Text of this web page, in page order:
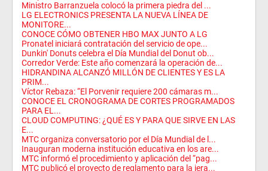
Ministro Barranzuela colocó la primera piedra del ...
LG ELECTRONICS PRESENTA LA NUEVA LÍNEA DE
MONITORE...
CONOCE CÓMO OBTENER HBO MAX JUNTO A LG
Pronatel iniciará contratación del servicio de ope...
Dunkin' Donuts celebra el Día Mundial del Donut ob...
Corredor Verde: Este año comenzará la operación de...
HIDRANDINA ALCANZÓ MILLÓN DE CLIENTES Y ES LA
PRIM...
Víctor Rebaza: “El Porvenir requiere 200 cámaras m...
CONOCE EL CRONOGRAMA DE CORTES PROGRAMADOS
PARA EL...
CLOUD COMPUTING: ¿QUÉ ES Y PARA QUE SIRVE EN LAS
E...
MTC organiza conversatorio por el Día Mundial de l...
Inauguran moderna institución educativa en los are...
MTC informó el procedimiento y aplicación del “pag...
MTC publicó el proyecto de reglamento para la jera...